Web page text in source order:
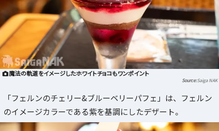
魔法の軌道をイメージしたホワイトチョコもワンポイント
Saiga NAK
「フェルンのチェリー&ブルーベリーパフェ」は、フェルン
のイメージカラーである紫を基調にしたデザート。